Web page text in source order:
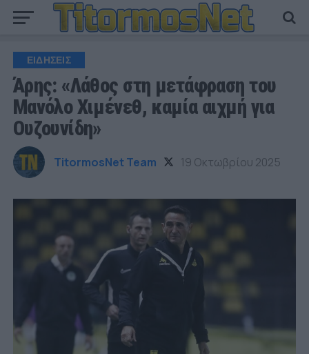
ΕΙΔΗΣΕΙΣ
Άρης: «Λάθος στη μετάφραση του
Μανόλο Χιμένεθ, καμία αιχμή για
Ουζουνίδη»
TitormosNet Team 19 Οκτωβρίου 2025